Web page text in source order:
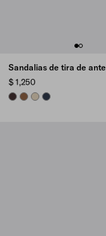
Sandalias de tira de ante
$ 1,250
DARK BROWN
CINNAMON
DESERT BEIGE
NAVY